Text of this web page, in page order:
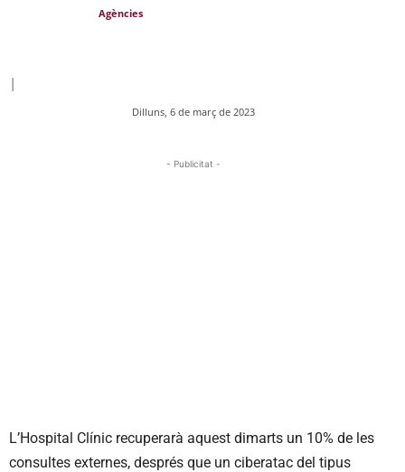
Agències
|
Dilluns, 6 de març de 2023
- Publicitat -
L’Hospital Clínic recuperarà aquest dimarts un 10% de les
consultes externes, després que un ciberatac del tipus